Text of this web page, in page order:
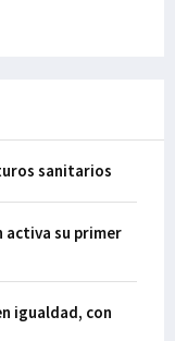
sanitarios
activa su primer
igualdad, con